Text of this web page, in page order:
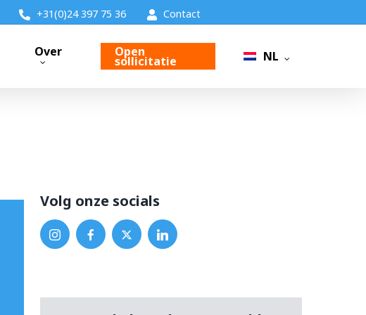
+31(0)24 397 75 36 Contact
Over Open
sollicitatie NL
Volg onze socials